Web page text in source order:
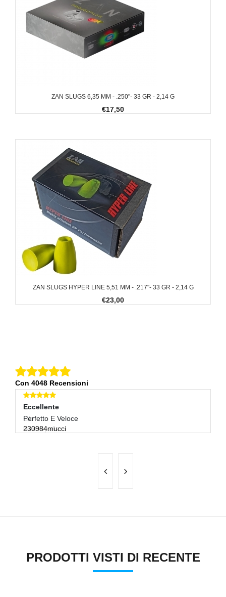
ZAN SLUGS 6,35 MM - .250"- 33 GR - 2,14 G
€17,50
ZAN SLUGS HYPER LINE 5,51 MM - .217"- 33 GR - 2,14 G
€23,00
Con 4048 Recensioni
Eccellente
Ok
dinevepalla
Eccellente
Perfetto E Veloce
230984mucci
PRODOTTI VISTI DI RECENTE